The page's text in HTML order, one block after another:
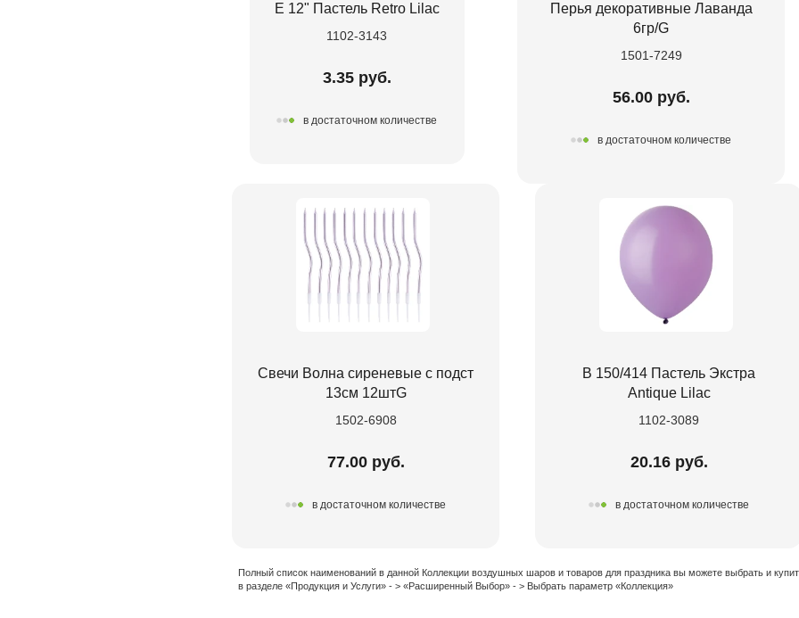
Е 12" Пастель Retro Lilac
1102-3143
3.35 руб.
в достаточном количестве
Перья декоративные Лаванда
6гр/G
1501-7249
56.00 руб.
в достаточном количестве
Свечи Волна сиреневые с подст
13см 12штG
1502-6908
77.00 руб.
в достаточном количестве
В 150/414 Пастель Экстра
Antique Lilac
1102-3089
20.16 руб.
в достаточном количестве
Полный список наименований в данной Коллекции воздушных шаров и товаров для праздника вы можете выбрать и
в разделе «Продукция и Услуги» - > «Расширенный Выбор» - > Выбрать параметр «Коллекция»